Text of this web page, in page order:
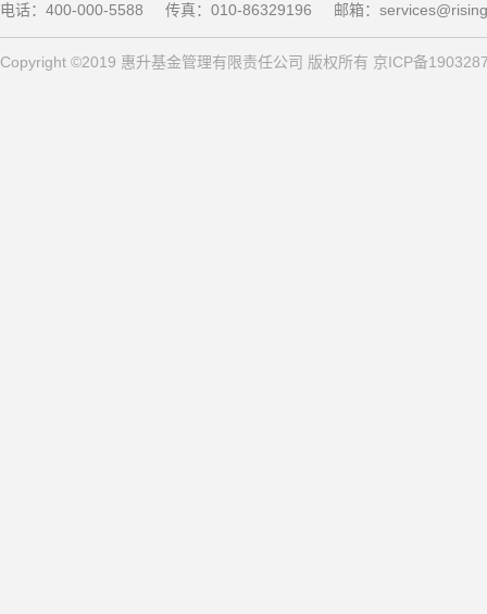
电话：400-000-5588 传真：010-86329196 邮箱：
Copyright ©2019 惠升基金管理有限责任公司 版权所有 京ICP备